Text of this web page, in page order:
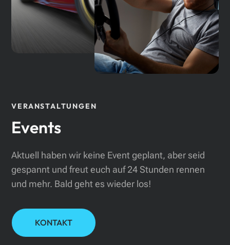
VERANSTALTUNGEN
Events
Aktuell haben wir keine Event geplant, aber seid
gespannt und freut euch auf24 Stunden rennen
und mehr. Bald geht es wieder los!
KONTAKT